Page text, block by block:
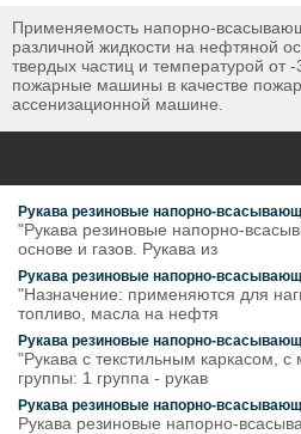
Применяемость напорно-
различной жидкости на нефтяной
твердых частиц и температурой от
пожарные машины в качестве
ассенизационной машине.
Рукава резиновые напорно-
"Рукава резиновые напорно-
основе и газов. Рукава из
Рукава резиновые напорно-
"Назначение: применяются для
топливо, масла на нефтя
Рукава резиновые напорно-
"Рукава с текстильным каркасом,
группы: 1 группа - рукав
Рукава резиновые напорно-
Рукава резиновые напорно-